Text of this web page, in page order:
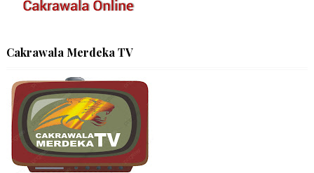
Cakrawala Merdeka TV